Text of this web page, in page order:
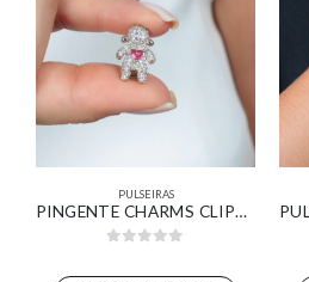
PULSEIRAS
PINGENTE CHARMS CLIPS MENINA